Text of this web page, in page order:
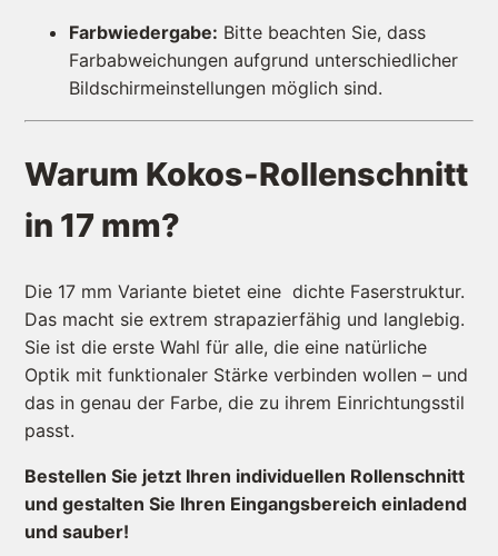
Farbwiedergabe: Bitte beachten Sie, dass
Farbabweichungen aufgrund unterschiedlicher
Bildschirmeinstellungen möglich sind.
Warum Kokos-Rollenschnitt
in 17 mm?
Die 17 mm Variante bietet eine dichte Faserstruktur.
Das macht sie extrem strapazierfähig und langlebig.
Sie ist die erste Wahl für alle, die eine natürliche
Optik mit funktionaler Stärke verbinden wollen – und
das in genau der Farbe, die zu ihrem Einrichtungsstil
passt.
Bestellen Sie jetzt Ihren individuellen Rollenschnitt
und gestalten Sie Ihren Eingangsbereich einladend
und sauber!